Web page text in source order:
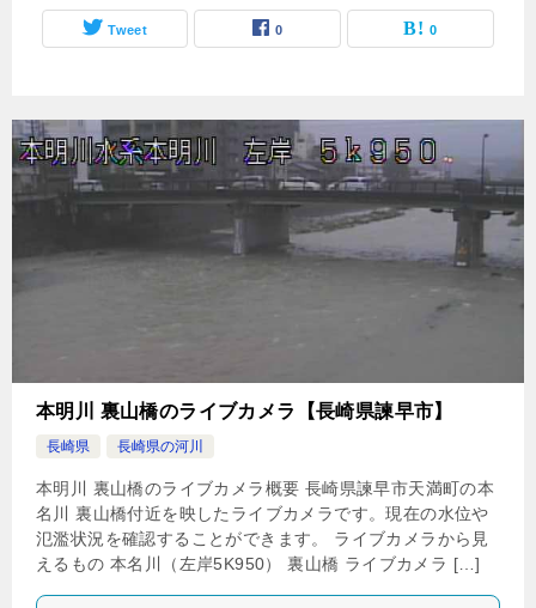
Tweet 0 0
本明川 裏山橋のライブカメラ【長崎県諫早市】
長崎県 長崎県の河川
本明川 裏山橋のライブカメラ概要 長崎県諫早市天満町の本
名川 裏山橋付近を映したライブカメラです。現在の水位や
氾濫状況を確認することができます。 ライブカメラから見
えるもの 本名川（左岸5K950） 裏山橋 ライブカメラ […]